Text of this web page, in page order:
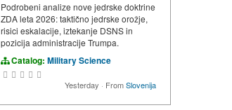
Podrobeni analize nove jedrske doktrine
ZDA leta 2026: taktično jedrske orožje,
risici eskalacije, iztekanje DSNS in
pozicija administracije Trumpa.
Catalog: Military Science
Yesterday · FromSlovenija